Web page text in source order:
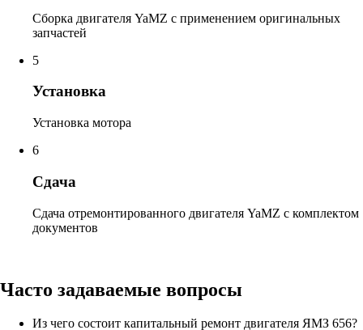
Сборка двигателя YaMZ с применением оригинальных
запчастей
5
Установка
Установка мотора
6
Сдача
Сдача отремонтированного двигателя YaMZ с комплектом
документов
Часто задаваемые вопросы
Из чего состоит капитальный ремонт двигателя ЯМЗ 656?